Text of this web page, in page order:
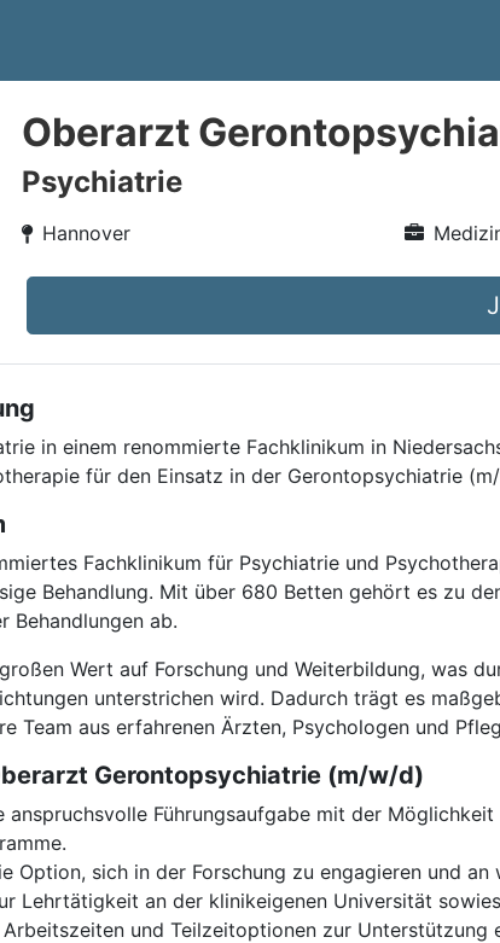
Oberarzt
Psychiatrie
Hannover
in einem renommierte Fachklinikum in
für den Einsatz in der Gerontopsychiatrie
Fachklinikum für Psychiatrie und
Behandlung. Mit über 680 Betten gehört es zu
Behandlungen ab.
Wert auf Forschung und Weiterbildung, was
unterstrichen wird. Dadurch trägt es
Team aus erfahrenen Ärzten, Psychologen und
Gerontopsychiatrie (m/w/d)
anspruchsvolle Führungsaufgabe mit der
Option, sich in der Forschung zu engagieren und
Lehrtätigkeit an der klinikeigenen Universität
Arbeitszeiten und Teilzeitoptionen zur